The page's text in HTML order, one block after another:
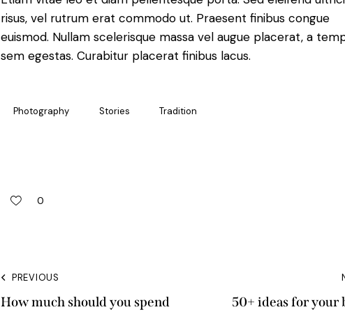
risus, vel rutrum erat commodo ut. Praesent finibus congue
euismod. Nullam scelerisque massa vel augue placerat, a
sem egestas. Curabitur placerat finibus lacus.
Photography Stories Tradition
0
PREVIOUS
How much should you spend
50+ ideas for your